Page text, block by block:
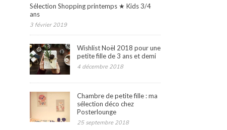
Sélection Shopping printemps ★ Kids 3/4
ans
3 février 2019
Wishlist Noël 2018 pour une
petite fille de 3 ans et demi
4 décembre 2018
Chambre de petite fille : ma
sélection déco chez
Posterlounge
25 septembre 2018